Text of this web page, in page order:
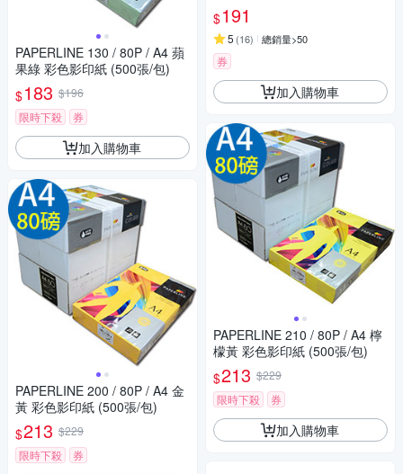
PAPERLINE 130 / 80P / A4 蘋
果綠 彩色影印紙 (500張/包)
$183 $196
限時下殺
券
加入購物車
PAPERLINE 200 / 80P / A4 金
黃 彩色影印紙 (500張/包)
$213 $229
限時下殺
券
$191
5 (16) 總銷量>50
券
加入購物車
PAPERLINE 210 / 80P / A4 檸
檬黃 彩色影印紙 (500張/包)
$213 $229
限時下殺
券
加入購物車